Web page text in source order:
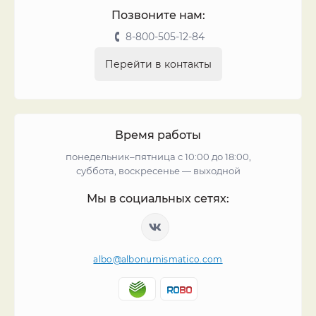
Позвоните нам:
8-800-505-12-84
Перейти в контакты
Время работы
понедельник–пятница с 10:00 до 18:00,
суббота, воскресенье — выходной
Мы в социальных сетях:
albo@albonumismatico.com